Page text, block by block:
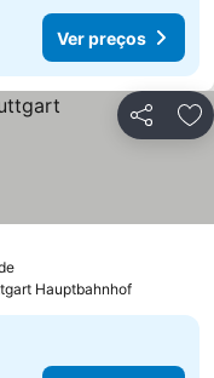
Ver preços
Partilhar
Hauptbahnhof